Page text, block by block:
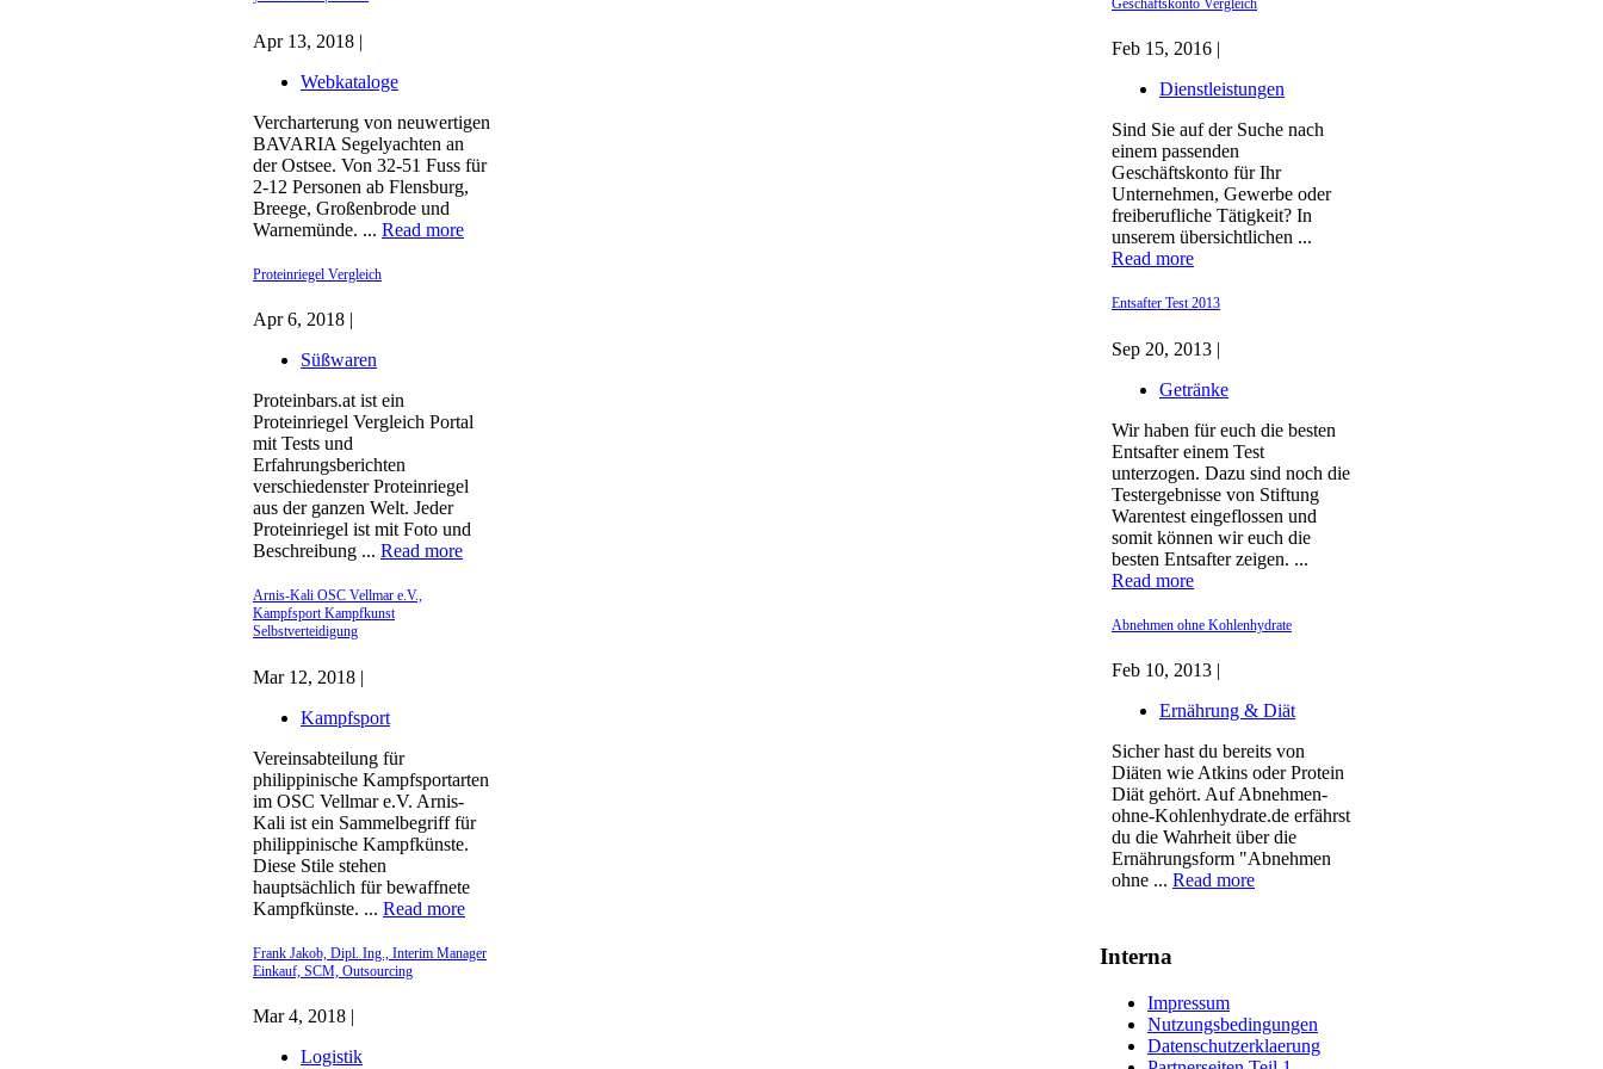
Apr 13, 2018 |
Webkataloge
Vercharterung von neuwertigen
BAVARIA Segelyachten an
der Ostsee. Von 32-51 Fuss für
2-12 Personen ab Flensburg,
Breege, Großenbrode und
Warnemünde. ... Read more
Proteinriegel Vergleich
Apr 6, 2018 |
Süßwaren
Proteinbars.at ist ein
Proteinriegel Vergleich Portal
mit Tests und
Erfahrungsberichten
verschiedenster Proteinriegel
aus der ganzen Welt. Jeder
Proteinriegel ist mit Foto und
Beschreibung ... Read more
Arnis-Kali OSC Vellmar e.V.,
Kampfsport Kampfkunst
Selbstverteidigung
Mar 12, 2018 |
Kampfsport
Vereinsabteilung für
philippinische Kampfsportarten
im OSC Vellmar e.V. Arnis-
Kali ist ein Sammelbegriff für
philippinische Kampfkünste.
Diese Stile stehen
hauptsächlich für bewaffnete
Kampfkünste. ... Read more
Frank Jakob, Dipl. Ing., Interim Manager
Einkauf, SCM, Outsourcing
Mar 4, 2018 |
Logistik
Geschäftskonto Vergleich
Feb 15, 2016 |
Dienstleistungen
Sind Sie auf der Suche nach
einem passenden
Geschäftskonto für Ihr
Unternehmen, Gewerbe oder
freiberufliche Tätigkeit? In
unserem übersichtlichen ...
Read more
Entsafter Test 2013
Sep 20, 2013 |
Getränke
Wir haben für euch die besten
Entsafter einem Test
unterzogen. Dazu sind noch die
Testergebnisse von Stiftung
Warentest eingeflossen und
somit können wir euch die
besten Entsafter zeigen. ...
Read more
Abnehmen ohne Kohlenhydrate
Feb 10, 2013 |
Ernährung & Diät
Sicher hast du bereits von
Diäten wie Atkins oder Protein
Diät gehört. Auf Abnehmen-
ohne-Kohlenhydrate.de erfährst
du die Wahrheit über die
Ernährungsform "Abnehmen
ohne ... Read more
Interna
Impressum
Nutzungsbedingungen
Datenschutzerklaerung